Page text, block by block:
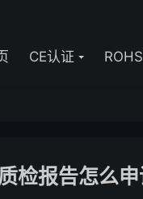
CE认证
检报告怎么